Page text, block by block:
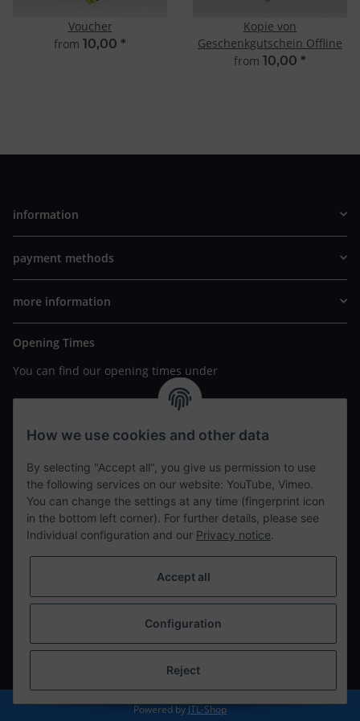
Voucher
from 10,00 *
Kopie von
Geschenkgutschein Offline
from 10,00 *
information
payment methods
more information
Opening Times
You can find our opening times under
https://www.wannavapor.de/Filialen
your personal site
contact details
tweet
teilen
Withdraw from contract
shipping fees
Powered by JTL-Shop
How we use cookies and other data
By selecting "Accept all", you give us permission to use
the following services on our website: YouTube, Vimeo.
You can change the settings at any time (fingerprint icon
in the bottom left corner). For further details, please see
Individual configuration and our Privacy notice.
Accept all
Configuration
Reject